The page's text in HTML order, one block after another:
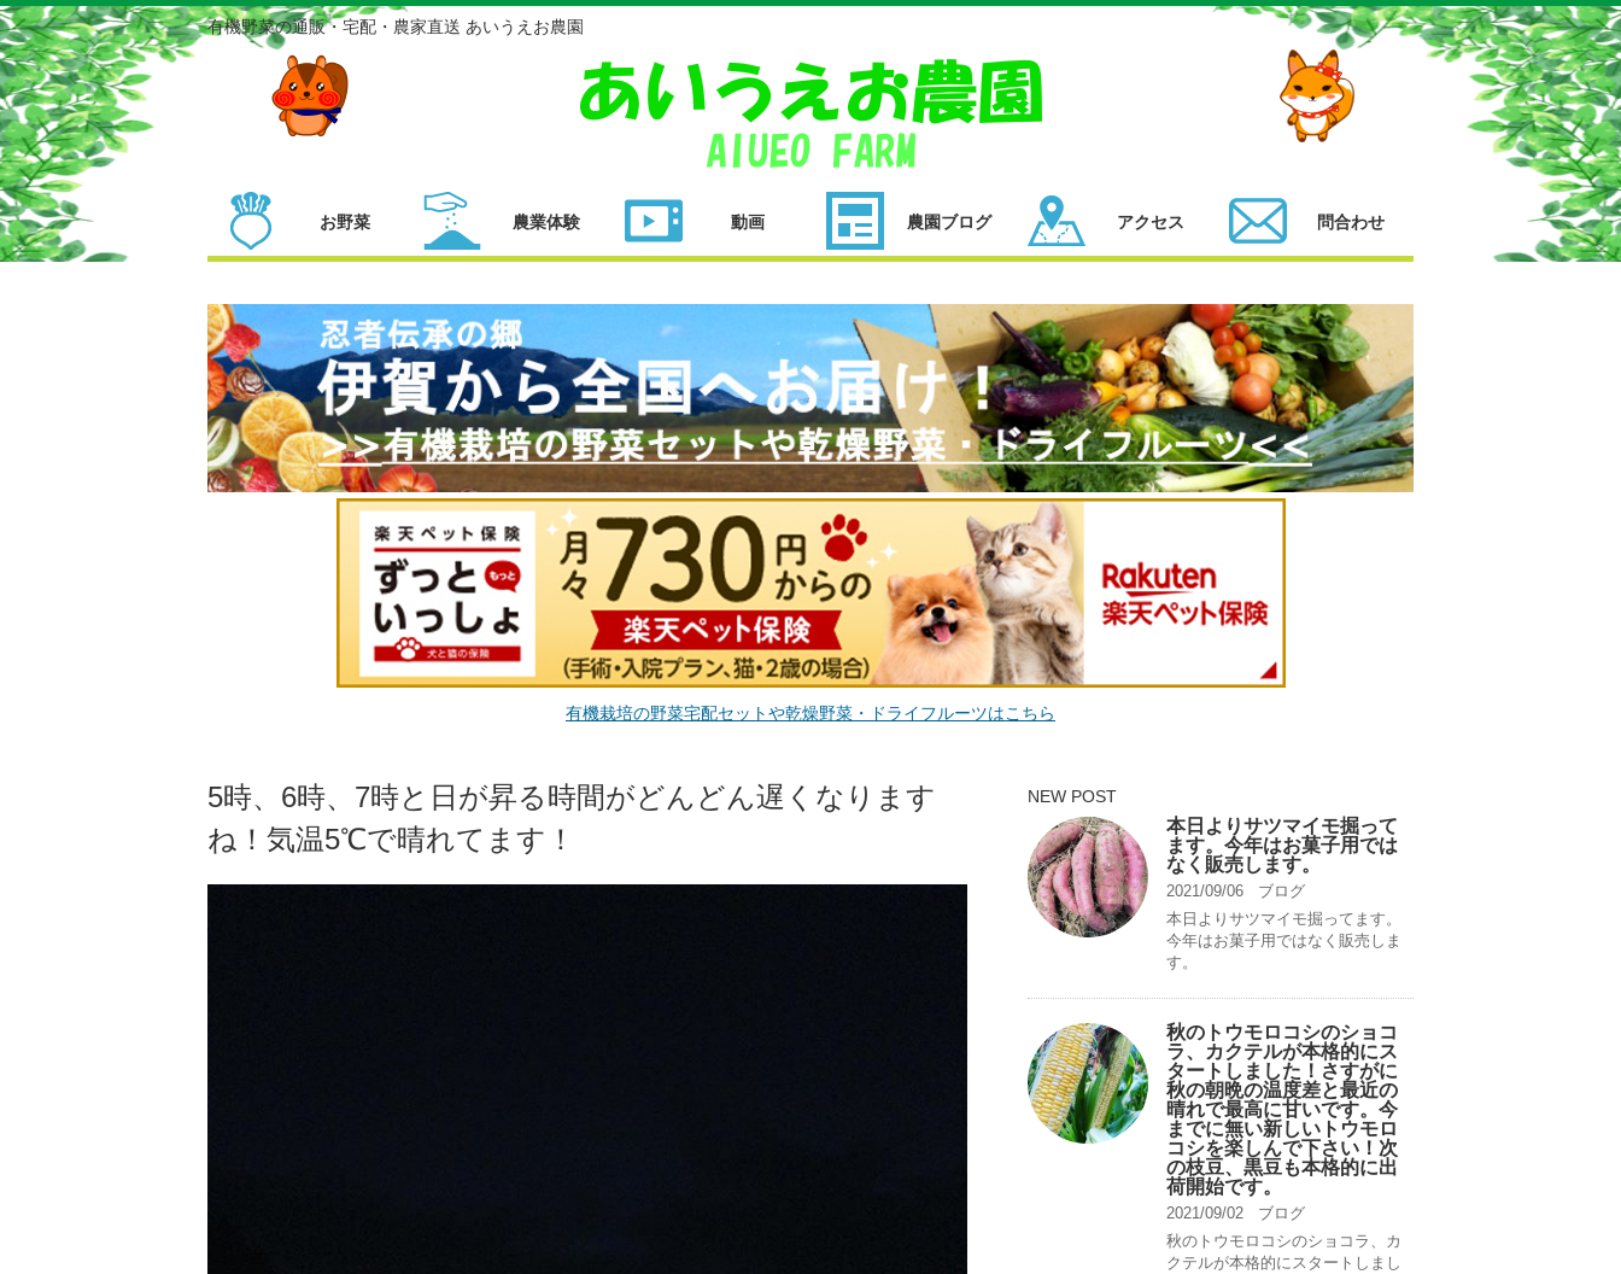
有機野菜の通販・宅配・農家直送 あいうえお農園
お野菜 農業体験 動画 農園ブログ アクセス 問合わせ
有機栽培の野菜宅配セットや乾燥野菜・ドライフルーツはこちら
5時、6時、7時と日が昇る時間がどんどん遅くなります
ね！気温5℃で晴れてます！
NEW POST
本日よりサツマイモ掘って
ます。今年はお菓子用では
なく販売します。
2021/09/06
ブログ
本日よりサツマイモ掘ってます。
今年はお菓子用ではなく販売しま
す。
秋のトウモロコシのショコ
ラ、カクテルが本格的にス
タートしました！さすがに
秋の朝晩の温度差と最近の
晴れで最高に甘いです。今
までに無い新しいトウモロ
コシを楽しんで下さい！次
の枝豆、黒豆も本格的に出
荷開始です。
2021/09/02
ブログ
秋のトウモロコシのショコラ、カ
クテルが本格的にスタートしまし